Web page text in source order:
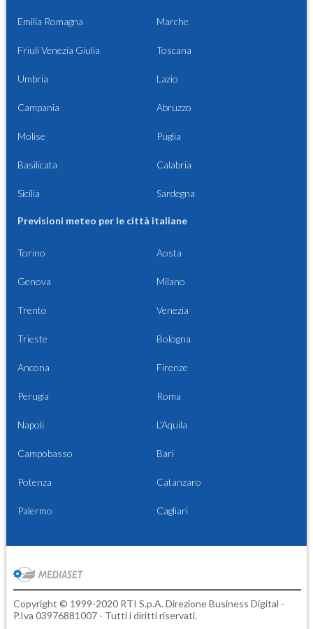
Emilia Romagna Marche
Friuli Venezia Giulia Toscana
Umbria Lazio
Campania Abruzzo
Molise Puglia
Basilicata Calabria
Sicilia Sardegna
Previsioni meteo per le città italiane
Torino Aosta
Genova Milano
Trento Venezia
Trieste Bologna
Ancona Firenze
Perugia Roma
Napoli L'Aquila
Campobasso Bari
Potenza Catanzaro
Palermo Cagliari
Copyright © 1999-2020 RTI S.p.A. Direzione Business Digital -
P.Iva 03976881007 - Tutti i diritti riservati.